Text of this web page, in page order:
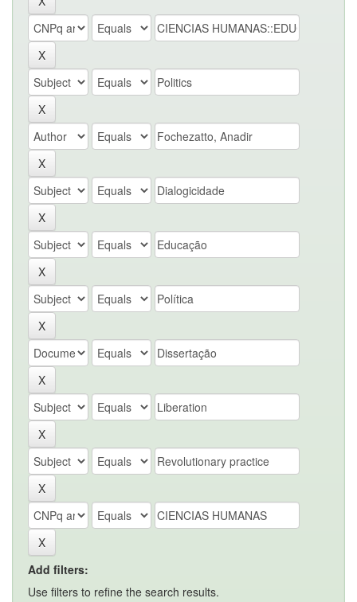
Add filters:
Use filters to refine the search results.